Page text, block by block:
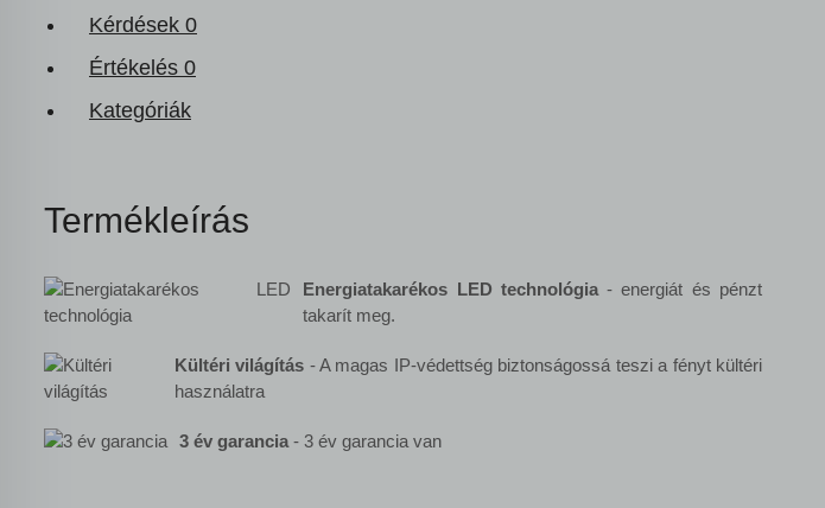
Kérdések 0
Értékelés 0
Kategóriák
Termékleírás
Energiatakarékos LED technológia- energiát és pénzt
takarít meg.
Kültéri világítás - A magas IP-védettség biztonságossá teszi a fényt kültéri
használatra
3 év garancia - 3 év garancia van